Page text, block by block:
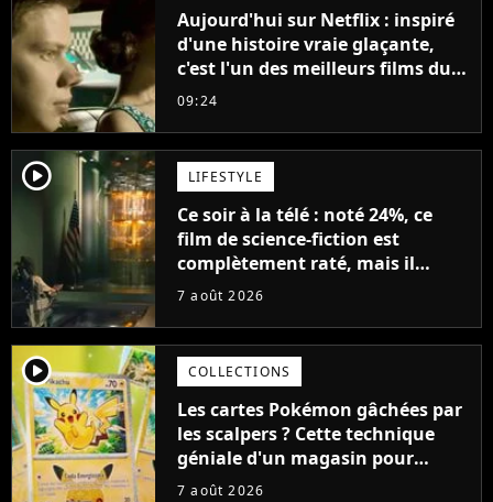
Aujourd'hui sur Netflix : inspiré
d'une histoire vraie glaçante,
c'est l'un des meilleurs films du
21ème siècle
09:24
player2 LIFESTYLE
Ce soir à la télé : noté 24%, ce
film de science-fiction est
complètement raté, mais il
aurait pu être encore pire à
7 août 2026
player2 COLLECTIONS
Les cartes Pokémon gâchées par
les scalpers ? Cette technique
géniale d'un magasin pour
ruiner les revendeurs
7 août 2026